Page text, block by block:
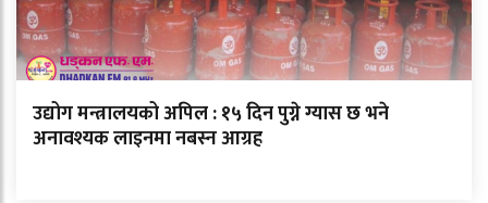
उद्योग मन्त्रालयको अपिल : १५ दिन पुग्ने ग्यास छ भने
अनावश्यक लाइनमा नबस्न आग्रह